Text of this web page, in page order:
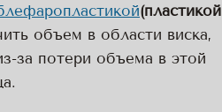
(пластикой
объем в области виска,
за потери объема в этой